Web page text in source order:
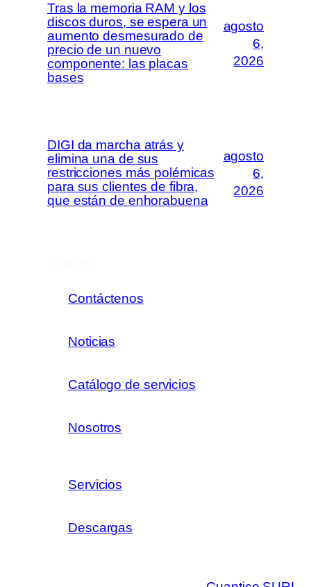
Tras la memoria RAM y los
discos duros, se espera un
aumento desmesurado de
precio de un nuevo
componente: las placas
bases
agosto
6,
2026
DIGI da marcha atrás y
elimina una de sus
restricciones más polémicas
para sus clientes de fibra,
que están de enhorabuena
agosto
6,
2026
Contáctenos
Noticias
Catálogo de servicios
Nosotros
Servicios
Descargas